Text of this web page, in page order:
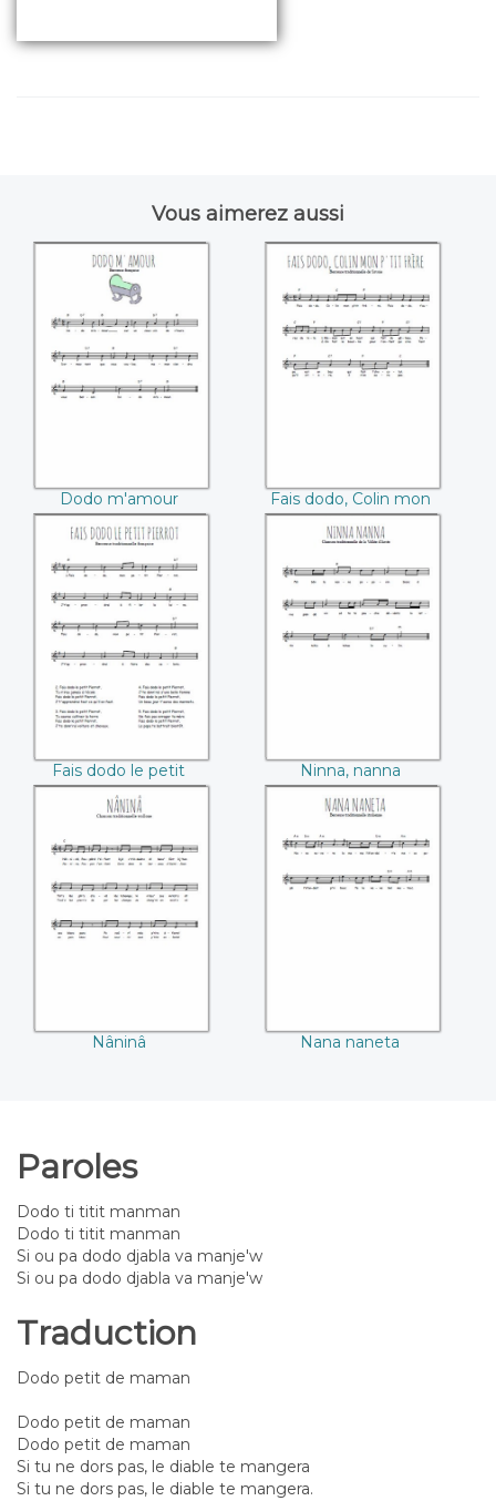
Vous aimerez aussi
Dodo m'amour
Dodo m'amour
Fais dodo, Colin
mon p'tit frère
Fais dodo, Colin mon
p'tit frère
Fais dodo le petit
Pierrot
Fais dodo le petit
Pierrot
Ninna, nanna
Ninna, nanna
Nâninâ
Nâninâ
Nana naneta
Nana naneta
Paroles
Dodo ti titit manman
Dodo ti titit manman
Si ou pa dodo djabla va manje'w
Si ou pa dodo djabla va manje'w
Traduction
Dodo petit de maman
Dodo petit de maman
Dodo petit de maman
Si tu ne dors pas, le diable te mangera
Si tu ne dors pas, le diable te mangera.